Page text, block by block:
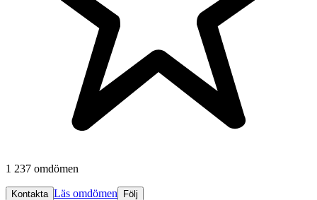
1 237 omdömen
Kontakta Läs omdömen Följ